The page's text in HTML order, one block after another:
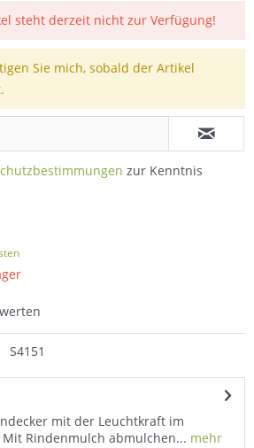
steht derzeit nicht zur Verfügung!
Sie mich, sobald der Artikel
zur Kenntnis
S4151
mit der Leuchtkraft im
Rindenmulch abmulchen... mehr